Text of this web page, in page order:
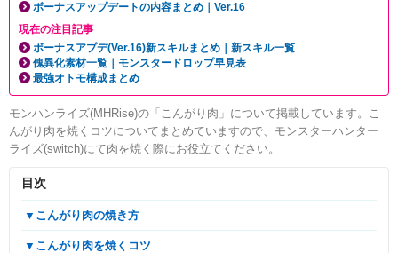
ボーナスアップデートの内容まとめ｜Ver.16
現在の注目記事
ボーナスアプデ(Ver.16)新スキルまとめ｜新スキル一覧
傀異化素材一覧｜モンスタードロップ早見表
最強オトモ構成まとめ
モンハンライズ(MHRise)の「こんがり肉」について掲載しています。こ
んがり肉を焼くコツについてまとめていますので、モンスターハンター
ライズ(switch)にて肉を焼く際にお役立てください。
目次
▼こんがり肉の焼き方
▼こんがり肉を焼くコツ